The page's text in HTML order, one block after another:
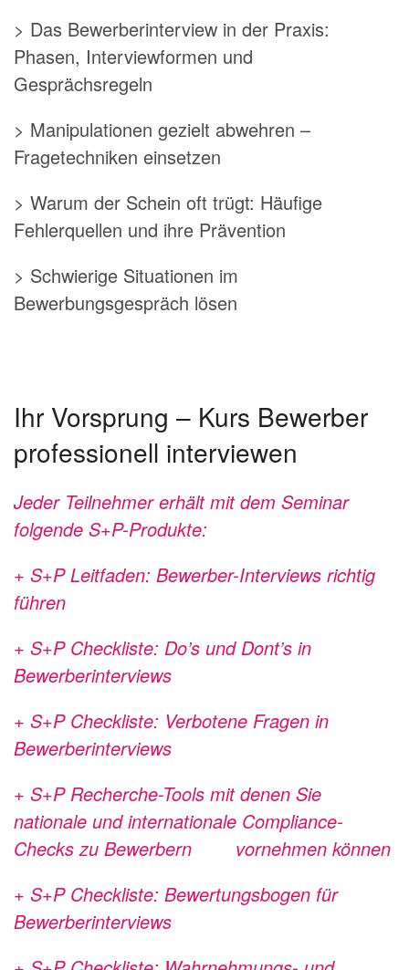
> Das Bewerberinterview in der Praxis:
Phasen, Interviewformen und
Gesprächsregeln
> Manipulationen gezielt abwehren –
Fragetechniken einsetzen
> Warum der Schein oft trügt: Häufige
Fehlerquellen und ihre Prävention
> Schwierige Situationen im
Bewerbungsgespräch lösen
Ihr Vorsprung – Kurs Bewerber
professionell interviewen
Jeder Teilnehmer erhält mit dem Seminar
folgende S+P-Produkte:
+ S+P Leitfaden: Bewerber-Interviews richtig
führen
+ S+P Checkliste: Do’s und Dont’s in
Bewerberinterviews
+ S+P Checkliste: Verbotene Fragen in
Bewerberinterviews
+ S+P Recherche-Tools mit denen Sie
nationale und internationale Compliance-
Checks zu Bewerbern vornehmen können
+ S+P Checkliste: Bewertungsbogen für
Bewerberinterviews